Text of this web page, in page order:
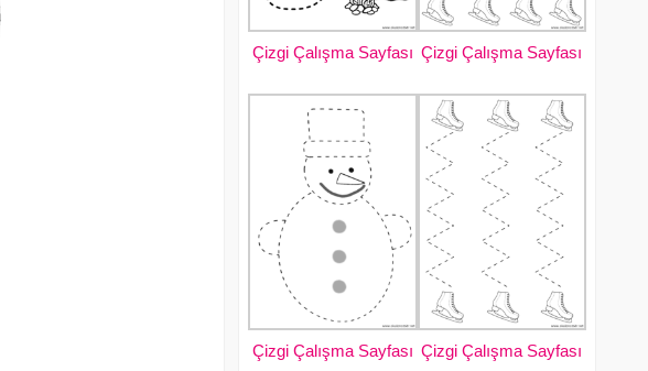
Çizgi Çalışma Sayfası Çizgi Çalışma Sayfası
Çizgi Çalışma Sayfası Çizgi Çalışma Sayfası